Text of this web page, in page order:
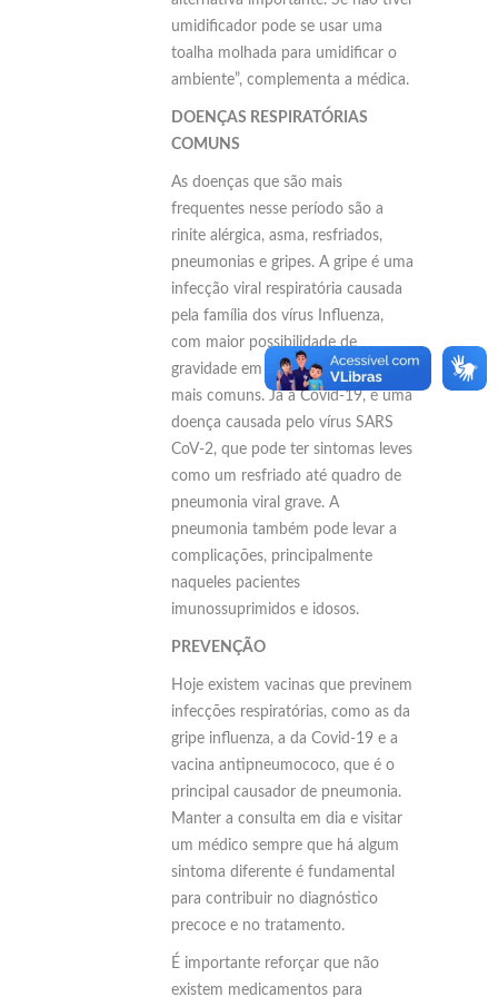
umidificador pode se usar uma
toalha molhada para umidificar o
ambiente”, complementa a médica.
DOENÇAS RESPIRATÓRIAS
COMUNS
As doenças que são mais
frequentes nesse período são a
rinite alérgica, asma, resfriados,
pneumonias e gripes. A gripe é uma
infecção viral respiratória causada
pela família dos vírus Influenza,
com maior possibilidade de
gravidade em relação aos resfriados
mais comuns. Já a Covid-19, é uma
doença causada pelo vírus SARS
CoV-2, que pode ter sintomas leves
como um resfriado até quadro de
pneumonia viral grave. A
pneumonia também pode levar a
complicações, principalmente
naqueles pacientes
imunossuprimidos e idosos.
PREVENÇÃO
Hoje existem vacinas que previnem
infecções respiratórias, como as da
gripe influenza, a da Covid-19 e a
vacina antipneumococo, que é o
principal causador de pneumonia.
Manter a consulta em dia e visitar
um médico sempre que há algum
sintoma diferente é fundamental
para contribuir no diagnóstico
precoce e no tratamento.
É importante reforçar que não
existem medicamentos para